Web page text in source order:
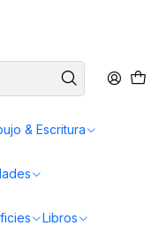
& Escritura
Libros
6 Colores